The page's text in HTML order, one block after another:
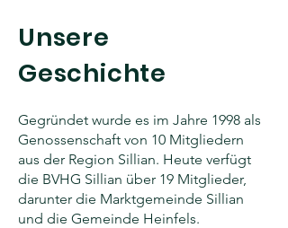
Unsere
Geschichte
Gegründet wurde es im Jahre 1998 als
Genossenschaft von 10 Mitgliedern
aus der Region Sillian. Heute verfügt
die BVHG Sillian über 19 Mitglieder,
darunter die Marktgemeinde Sillian
und die Gemeinde Heinfels.